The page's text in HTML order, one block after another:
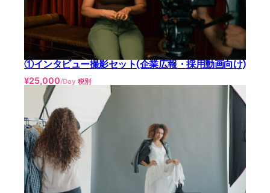
①インタビュー撮影セット(企業広報・採用動画向け)
¥25,000/Day 税別